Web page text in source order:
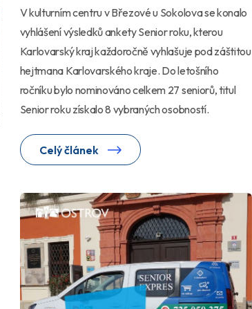
V kulturním centru v Březové u Sokolova se konalo
vyhlášení výsledků ankety Senior roku, kterou
Karlovarský kraj každoročně vyhlašuje pod záštitou
hejtmana Karlovarského kraje. Do letošního
ročníku bylo nominováno celkem 27 seniorů, titul
Senior roku získalo 8 vybraných osobností.
Celý článek